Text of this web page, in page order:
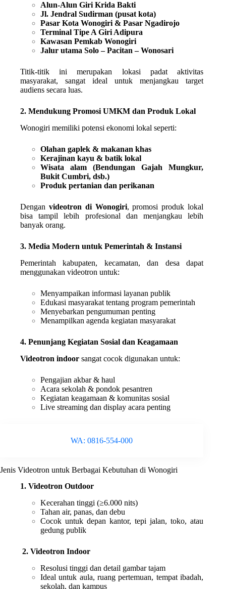
Alun-Alun Giri Krida Bakti
Jl. Jendral Sudirman (pusat kota)
Pasar Kota Wonogiri & Pasar Ngadirojo
Terminal Tipe A Giri Adipura
Kawasan Pemkab Wonogiri
Jalur utama Solo – Pacitan – Wonosari
Titik-titik ini merupakan lokasi padat aktivitas
masyarakat, sangat ideal untuk menjangkau target
audiens secara luas.
2. Mendukung Promosi UMKM dan Produk Lokal
Wonogiri memiliki potensi ekonomi lokal seperti:
Olahan gaplek & makanan khas
Kerajinan kayu & batik lokal
Wisata alam (Bendungan Gajah Mungkur,
Bukit Cumbri, dsb.)
Produk pertanian dan perikanan
Dengan videotron di Wonogiri, promosi produk lokal
bisa tampil lebih profesional dan menjangkau lebih
banyak orang.
3. Media Modern untuk Pemerintah & Instansi
Pemerintah kabupaten, kecamatan, dan desa dapat
menggunakan videotron untuk:
Menyampaikan informasi layanan publik
Edukasi masyarakat tentang program pemerintah
Menyebarkan pengumuman penting
Menampilkan agenda kegiatan masyarakat
4. Penunjang Kegiatan Sosial dan Keagamaan
Videotron indoor sangat cocok digunakan untuk:
Pengajian akbar & haul
Acara sekolah & pondok pesantren
Kegiatan keagamaan & komunitas sosial
Live streaming dan display acara penting
WA: 0816-554-000
Jenis Videotron untuk Berbagai Kebutuhan di Wonogiri
1. Videotron Outdoor
Kecerahan tinggi (≥6.000 nits)
Tahan air, panas, dan debu
Cocok untuk depan kantor, tepi jalan, toko, atau
gedung publik
2. Videotron Indoor
Resolusi tinggi dan detail gambar tajam
Ideal untuk aula, ruang pertemuan, tempat ibadah,
sekolah, dan kampus